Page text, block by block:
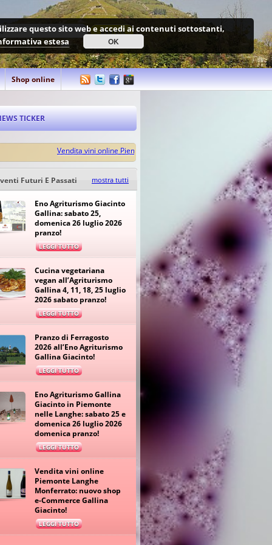
Shop online
TICKER
Vendita vini online Piemonte Langhe Monferrato: nuovo shop e-
Futuri E Passati mostra tutti
Eno Agriturismo Giacinto
Gallina: sabato 25,
domenica 26 luglio 2026
pranzo!
LEGGI TUTTO
Cucina vegetariana
vegan all’Agriturismo
Gallina 4, 11, 18, 25 luglio
2026 sabato pranzo!
LEGGI TUTTO
Pranzo di Ferragosto
2026 all’Eno Agriturismo
Gallina Giacinto!
LEGGI TUTTO
Eno Agriturismo Gallina
Giacinto in Piemonte
nelle Langhe: sabato 25 e
domenica 26 luglio 2026
domenica pranzo!
LEGGI TUTTO
Vendita vini online
Piemonte Langhe
Monferrato: nuovo shop
e-Commerce Gallina
Giacinto!
LEGGI TUTTO
questo sito web e accedi ai contenuti sottostanti,
estesa
OK